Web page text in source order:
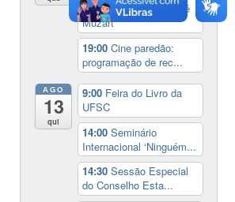
17:00 3º Prêmio Zahidé
Muzart
19:00Cine paredão:
programação de rec...
AGO
13
qui
9:00 Feira do Livro da
UFSC
14:00Seminário
Internacional ‘Ninguém...
14:30Sessão Especial
do Conselho Esta...